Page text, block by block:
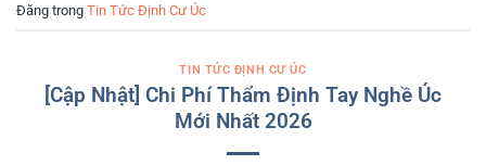
Đăng trong Tin Tức Định Cư Úc
TIN TỨC ĐỊNH CƯ ÚC
[Cập Nhật] Chi Phí Thẩm Định Tay Nghề Úc
Mới Nhất 2026